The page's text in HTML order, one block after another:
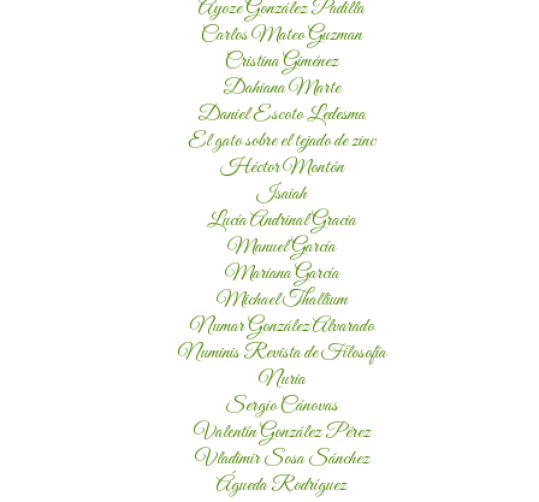
Ayoze González Padilla
Carlos Mateo Guzman
Cristina Giménez
Dahiana Marte
Daniel Escoto Ledesma
El gato sobre el tejado de zinc
Héctor Montón
Isaiah
Lucía Andrinal Gracia
Manuel García
Mariana García
Michael Thallium
Numar González Alvarado
Numinis Revista de Filosofía
Nuria
Sergio Cánovas
Valentín González Pérez
Vladimir Sosa Sánchez
Águeda Rodríguez